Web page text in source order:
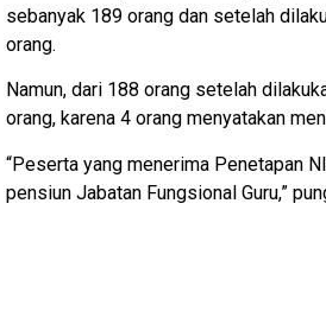
sebanyak 189 orang dan setelah
orang.
Namun, dari 188 orang setelah
orang, karena 4 orang menyatakan
“Peserta yang menerima Penetapan
pensiun Jabatan Fungsional Guru,”